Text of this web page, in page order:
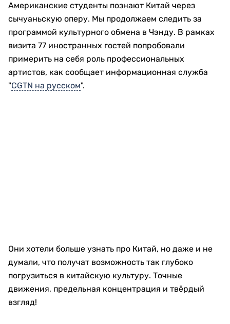
Американские студенты познают Китай через
сычуаньскую оперу. Мы продолжаем следить за
программой культурного обмена в Чэнду. В рамках
визита 77 иностранных гостей попробовали
примерить на себя роль профессиональных
артистов, как сообщает информационная служба
"CGTN на русском".
Они хотели больше узнать про Китай, но даже и не
думали, что получат возможность так глубоко
погрузиться в китайскую культуру. Точные
движения, предельная концентрация и твёрдый
взгляд!